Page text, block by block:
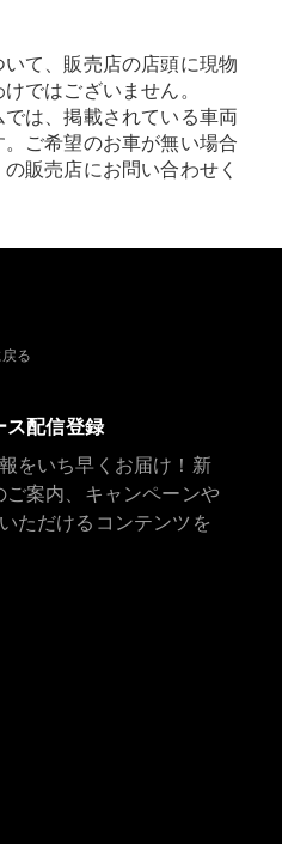
て、販売店の店頭に現物
ではございません。
は、掲載されている車両
ご希望のお車が無い場合
販売店にお問い合わせく
る
ス配信登録
をいち早くお届け！新
案内、キャンペーンや
ただけるコンテンツを